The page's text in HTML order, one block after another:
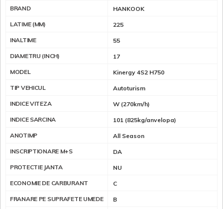
BRAND HANKOOK
LATIME (MM) 225
INALTIME 55
DIAMETRU (INCH) 17
MODEL Kinergy 4S2 H750
TIP VEHICUL Autoturism
INDICE VITEZA W (270km/h)
INDICE SARCINA 101 (825kg/anvelopa)
ANOTIMP All Season
INSCRIPTIONARE M+S DA
PROTECTIE JANTA NU
ECONOMIE DE CARBURANT C
FRANARE PE SUPRAFETE UMEDE B